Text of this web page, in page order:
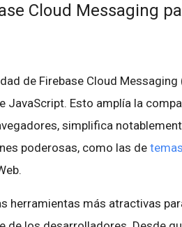
Cloud Messaging
de Firebase Cloud Messaging
JavaScript. Esto amplía la
simplifica
poderosas, como las de temas
herramientas más atractivas